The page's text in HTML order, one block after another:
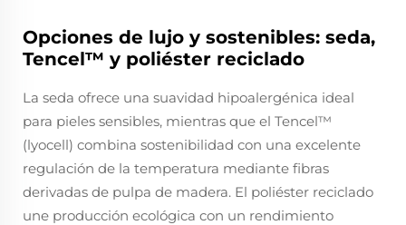
Opciones de lujo y sostenibles: seda,
Tencel™ y poliéster reciclado
La seda ofrece una suavidad hipoalergénica ideal
para pieles sensibles, mientras que el Tencel™
(lyocell) combina sostenibilidad con una excelente
regulación de la temperatura mediante fibras
derivadas de pulpa de madera. El poliéster reciclado
une producción ecológica con un rendimiento